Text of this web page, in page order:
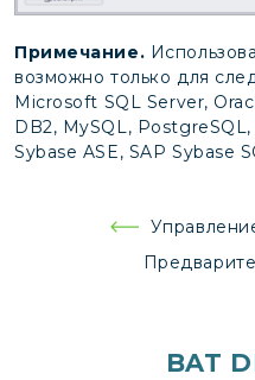
Примечание.
возможно только для
Microsoft SQL Server,
DB2, MySQL,
Sybase ASE, SAP Sybase
Навигация
BAT